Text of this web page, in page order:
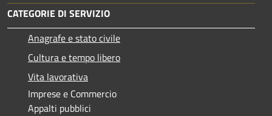
CATEGORIE DI SERVIZIO
Anagrafe e stato civile
Cultura e tempo libero
Vita lavorativa
Imprese e Commercio
Appalti pubblici